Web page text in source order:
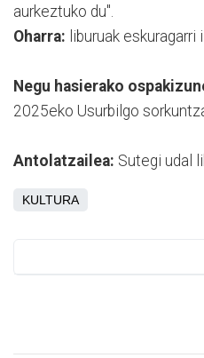
aurkeztuko du".
Oharra: liburuak
Negu hasierako
2025eko Usurbilgo
Antolatzailea: Sutegi udal
KULTURA